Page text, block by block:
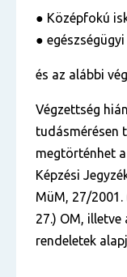
● Középfokú
●
és az alábbi
Végzettség
tudásmérésen
megtörténhet
Képzési
MüM, 27/2001.
27.) OM, illetve
rendeletek